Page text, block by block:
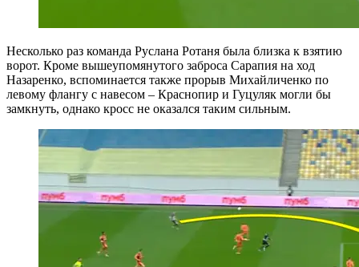
Несколько раз команда Руслана Ротаня была близка к взятию
ворот. Кроме вышеупомянутого заброса Сарапия на ход
Назаренко, вспоминается также прорыв Михайличенко по
левому флангу с навесом – Краснопир и Гуцуляк могли бы
замкнуть, однако кросс не оказался таким сильным.